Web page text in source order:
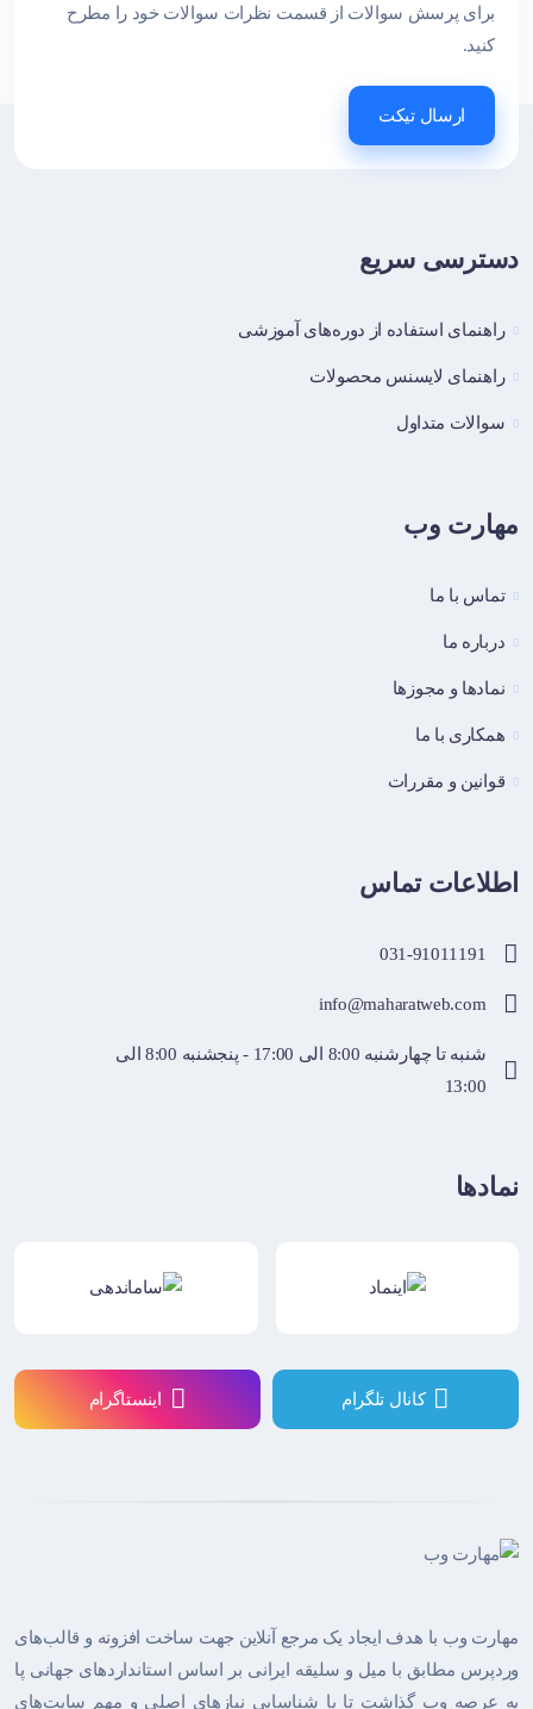
برای پرسش سوالات از قسمت نظرات سوالات خود را مطرح
کنید.
ارسال تیکت
دسترسی سریع
راهنمای استفاده از دوره‌های آموزشی
راهنمای لایسنس محصولات
سوالات متداول
مهارت وب
تماس با ما
درباره ما
نماد‌ها و مجوزها
همکاری با ما
قوانین و مقررات
اطلاعات تماس
031-91011191
info@maharatweb.com
شنبه تا چهارشنبه 8:00 الی 17:00 - پنجشنبه 8:00 الی
13:00
نمادها
کانال تلگرام اینستاگرام
مهارت وب با هدف ایجاد یک مرجع آنلاین جهت ساخت افزونه و قالب‌های
وردپرس مطابق با میل و سلیقه ایرانی بر اساس استانداردهای جهانی پا
به عرصه وب گذاشت تا با شناسایی نیازهای اصلی و مهم سایت‌های